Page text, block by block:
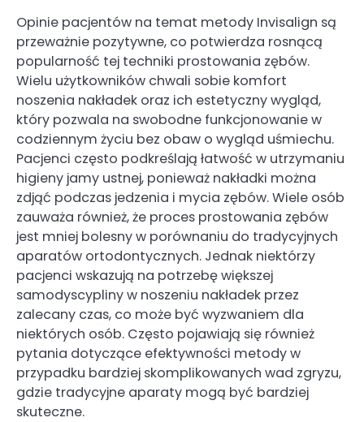
Opinie pacjentów na temat metody Invisalign są
przeważnie pozytywne, co potwierdza rosnącą
popularność tej techniki prostowania zębów.
Wielu użytkowników chwali sobie komfort
noszenia nakładek oraz ich estetyczny wygląd,
który pozwala na swobodne funkcjonowanie w
codziennym życiu bez obaw o wygląd uśmiechu.
Pacjenci często podkreślają łatwość w utrzymaniu
higieny jamy ustnej, ponieważ nakładki można
zdjąć podczas jedzenia i mycia zębów. Wiele osób
zauważa również, że proces prostowania zębów
jest mniej bolesny w porównaniu do tradycyjnych
aparatów ortodontycznych. Jednak niektórzy
pacjenci wskazują na potrzebę większej
samodyscypliny w noszeniu nakładek przez
zalecany czas, co może być wyzwaniem dla
niektórych osób. Często pojawiają się również
pytania dotyczące efektywności metody w
przypadku bardziej skomplikowanych wad zgryzu,
gdzie tradycyjne aparaty mogą być bardziej
skuteczne.